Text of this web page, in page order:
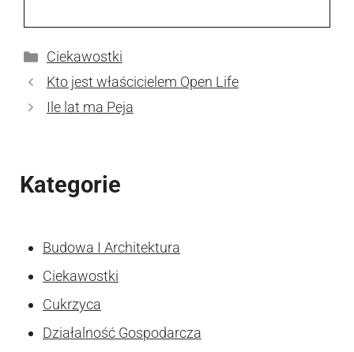
Kategorie
Ciekawostki
Kto jest właścicielem Open Life
Ile lat ma Peja
Kategorie
Budowa I Architektura
Ciekawostki
Cukrzyca
Działalność Gospodarcza